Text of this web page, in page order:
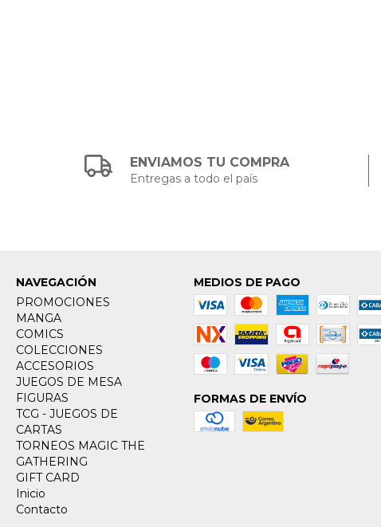
ENVIAMOS TU COMPRA
Entregas a todo el país
NAVEGACIÓN
PROMOCIONES
MANGA
COMICS
COLECCIONES
ACCESORIOS
JUEGOS DE MESA
FIGURAS
TCG - JUEGOS DE
CARTAS
TORNEOS MAGIC THE
GATHERING
GIFT CARD
Inicio
Contacto
MEDIOS DE PAGO
FORMAS DE ENVÍO